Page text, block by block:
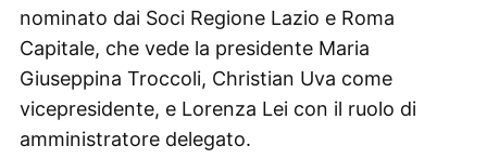
nominato dai Soci Regione Lazio e Roma
Capitale, che vede la presidente Maria
Giuseppina Troccoli, Christian Uva come
vicepresidente, e Lorenza Lei con il ruolo di
amministratore delegato.